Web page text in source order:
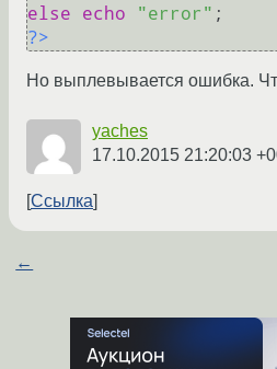
else
echo "error"
?>
Но выплевывается ошибка.
yaches
17.10.2015 21:20:03
Ссылка
←